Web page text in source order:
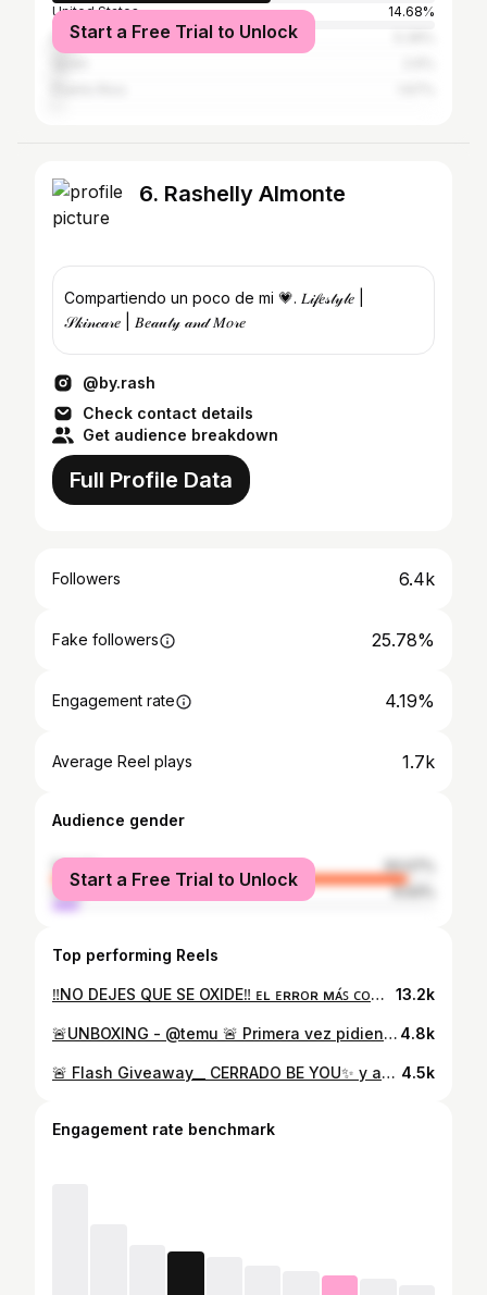
United States
14.68%
Brazil
Start a Free Trial to Unlock
6. Rashelly Almonte
Compartiendo un poco de mi 💗. 𝐿𝒾𝒻𝑒𝓈𝓉𝓎𝓁𝑒 |
𝒮𝓀𝒾𝓃𝒸𝒶𝓇𝑒 | 𝐵𝑒𝒶𝓊𝓉𝓎 𝒶𝓃𝒹 𝑀𝑜𝓇𝑒
@by.rash
Check contact details
Get audience breakdown
Full Profile Data
Followers 6.4k
Fake followers 25.78%
Engagement rate 4.19%
Average Reel plays 1.7k
Audience gender
female
93.07%
male
6.93%
Start a Free Trial to Unlock
Top performing Reels
‼️NO DEJES QUE SE OXIDE‼️ ᴇʟ ᴇʀʀᴏʀ ᴍᴀ́ꜱ ᴄᴏᴍᴜ́ɴ: 🔸Evita la humedad: Mantén el frasco de vitamina C lejos de lugares con alta humedad, como el baño, ya que la humedad puede descomponer el producto más rápidamente.‼️ 🔸ᴄᴏᴍᴘᴀʀᴛᴇ ʏ ɢᴜᴀʀᴅᴀ, si te gustó esta ℹ️ ¿Cuál de estos has cometido? #vitaminac #errorescomunes #errorskincare #skincare #humedad #exposicionalsol☀️ 13.2k
🚨UNBOXING - @temu 🚨 Primera vez pidiendo en TEMU…. Según mi sobrina le gustó la camisa de flores🌺👀, pero a mí me encantó el SET Beige💖. Y a tí, Cúal te gustó 👗👚🩱🩴? #TEMU #fashionfinds #unboxingclothes #ropitasparaelverano #style 4.8k
🚨 Flash Giveaway__ CERRADO BE YOU✨ y acompáñanos a #Daystoshine2024🩷 este sabado 14 @dragreicycastillo @sm.diana19rd @by.rash Sencillito: 📌Solo tienes que dar like a esta publicación 📌Etiquitar una amiga y, 📌Seguirnos PS🩷 Mañana seleccionaremos la ganadora Concurso válido para Santo Domingo #beyou #daystoshine #daystoshine2024🩷 #bekind #beyourself 4.5k
Engagement rate benchmark